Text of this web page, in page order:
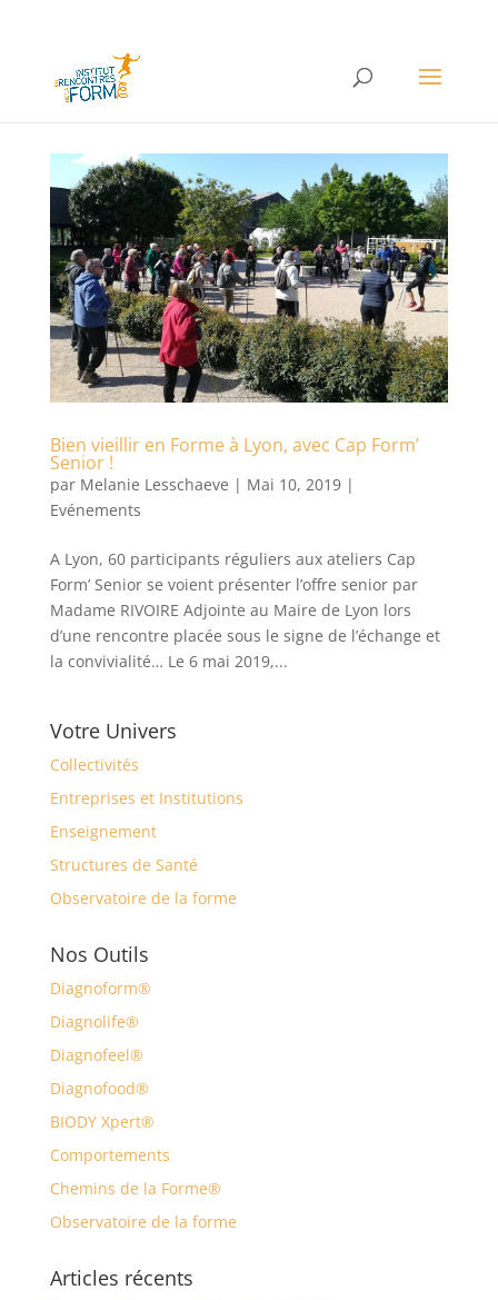
Bien vieillir en Forme à Lyon, avec Cap Form’
Senior !
par Melanie Lesschaeve | Mai 10, 2019|
Evénements
A Lyon, 60 participants réguliers aux ateliers Cap
Form’ Senior se voient présenter l’offre senior par
Madame RIVOIRE Adjointe au Maire de Lyon lors
d’une rencontre placée sous le signe de l’échange et
la convivialité… Le 6 mai 2019,...
Votre Univers
Collectivités
Entreprises et Institutions
Enseignement
Structures de Santé
Observatoire de la forme
Nos Outils
Diagnoform®
Diagnolife®
Diagnofeel®
Diagnofood®
BIODY Xpert®
Comportements
Chemins de la Forme®
Observatoire de la forme
Articles récents